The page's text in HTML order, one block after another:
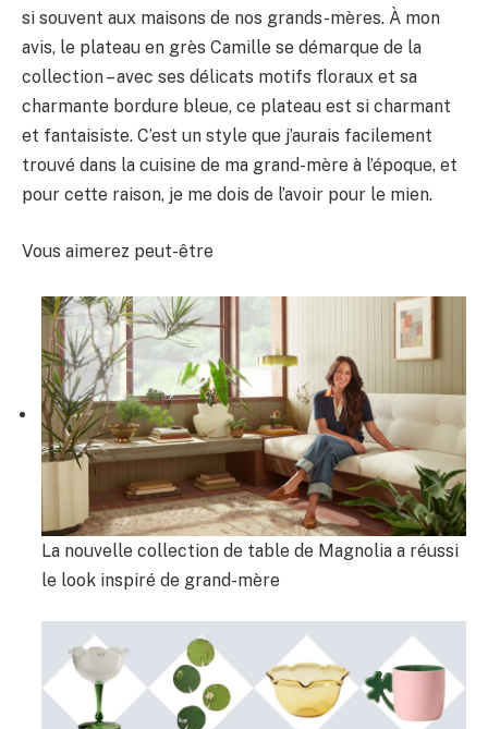
si souvent aux maisons de nos grands-mères. À mon
avis, le plateau en grès Camille se démarque de la
collection – avec ses délicats motifs floraux et sa
charmante bordure bleue, ce plateau est si charmant
et fantaisiste. C’est un style que j’aurais facilement
trouvé dans la cuisine de ma grand-mère à l’époque, et
pour cette raison, je me dois de l’avoir pour le mien.
Vous aimerez peut-être
La nouvelle collection de table de Magnolia a réussi
le look inspiré de grand-mère